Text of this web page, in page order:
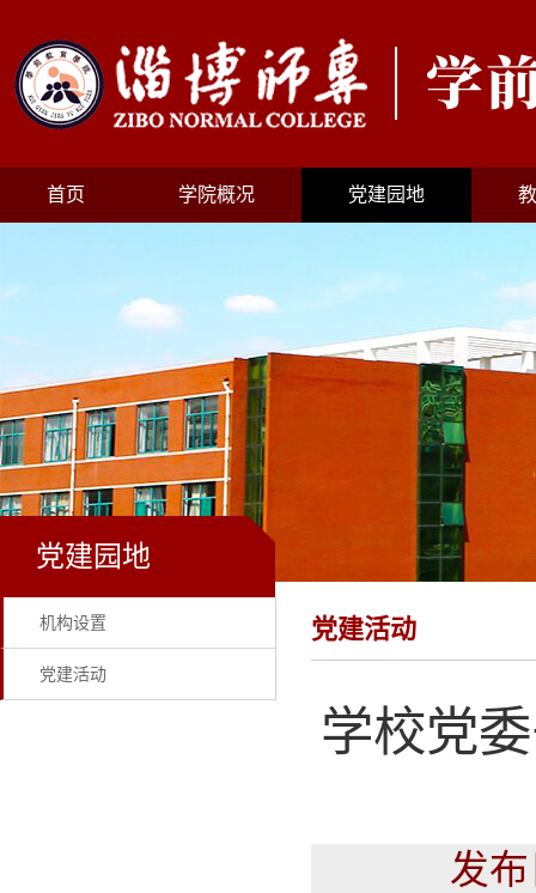
首页 学院概况 党建园地
党建园地
机构设置
党建活动
党建活动
学校党
发